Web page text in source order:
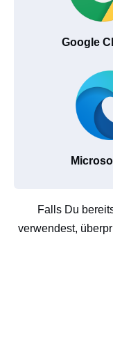
Google
Falls Du
verwendest,